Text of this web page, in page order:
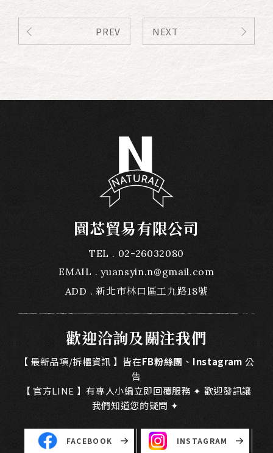
PREV NEXT
園芯貿易有限公司
TEL
02-26032080
EMAIL
yuansyin.n@gmail.com
ADD
新北市林口區工九路18號
歡迎洽詢及關注我們
【 最新品項/拆櫃資訊 】皆在FB粉絲團 、 Instagram 公
告
【 官方LINE 】有專人小編立即回覆服務 ✦ 歡迎發訊讓
我們知道您的疑問 ✦
FACEBOOK INSTAGRAM